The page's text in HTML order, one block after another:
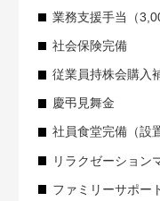
業務支援手当（
社会保険完備
従業員持株会購入
慶弔見舞金
社員食堂完備（設
リラクゼーション
ファミリーサポー